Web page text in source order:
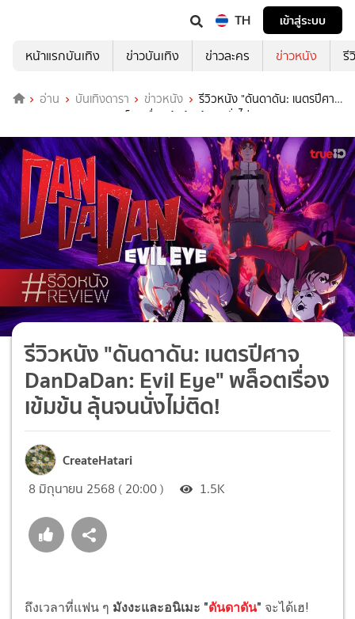
TH
เข้าสู่ระบบ
หน้าแรกบันเทิง
ข่าวบันเทิง ข่าวละคร ข่าวหนัง รี
อ่าน บันเทิงดารา ข่าวหนัง
รีวิวหนัง "ดันดาดัน: เนตรปีศาจ
DanDaDan: Evil Eye" พล็อตเรื่องเข้มข้น ลุ้นจนนั่งไม่ติด!
รีวิวหนัง "ดันดาดัน: เนตรปีศาจ
DanDaDan: Evil Eye" พล็อตเรื่อง
เข้มข้น ลุ้นจนนั่งไม่ติด!
CreateHatari
8 มิถุนายน 2568 ( 20:00 ) 1.5K
ถึงเวลาที่แฟน ๆ มังงะและอนิเมะ "ดันดาดัน" จะได้เฮ!